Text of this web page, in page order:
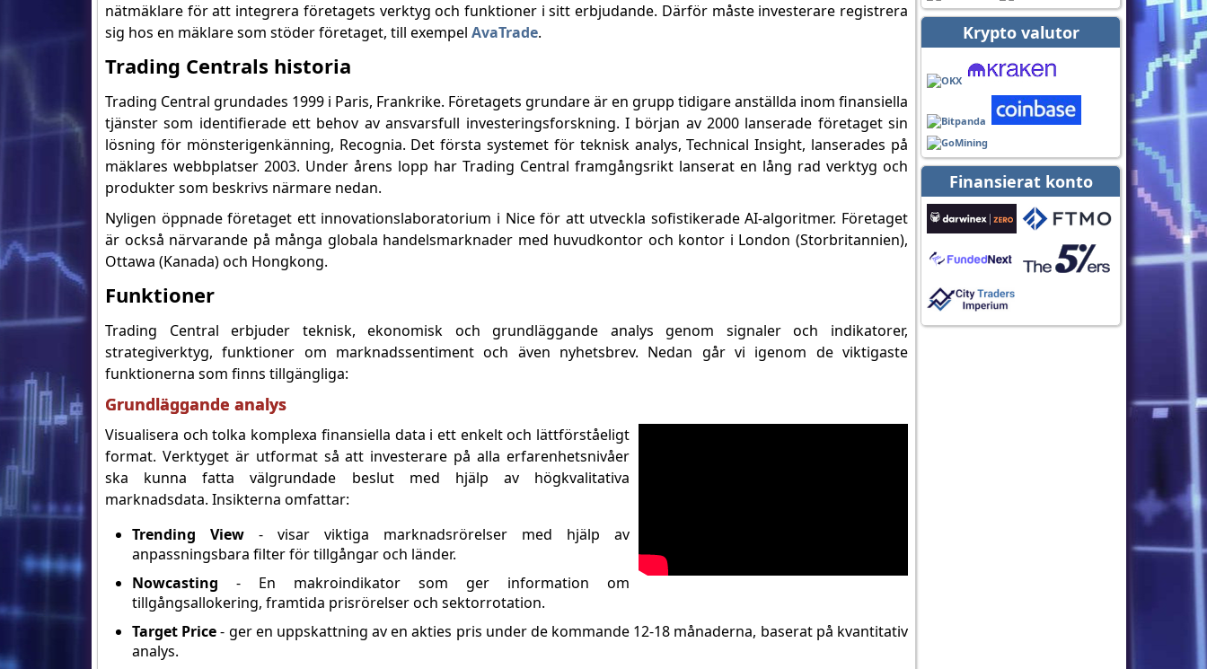
Krypto valutor
Finansierat konto
nätmäklare för att integrera företagets verktyg och funktioner i sitt erbjudande. Därför måste investerare registrera
sig hos en mäklare som stöder företaget, till exempel AvaTrade.
Trading Centrals historia
Trading Central grundades 1999 i Paris, Frankrike. Företagets grundare är en grupp tidigare anställda inom finansiella
tjänster som identifierade ett behov av ansvarsfull investeringsforskning. I början av 2000 lanserade företaget sin
lösning för mönsterigenkänning, Recognia. Det första systemet för teknisk analys, Technical Insight, lanserades på
mäklares webbplatser 2003. Under årens lopp har Trading Central framgångsrikt lanserat en lång rad verktyg och
produkter som beskrivs närmare nedan.
Nyligen öppnade företaget ett innovationslaboratorium i Nice för att utveckla sofistikerade AI-algoritmer. Företaget
är också närvarande på många globala handelsmarknader med huvudkontor och kontor i London (Storbritannien),
Ottawa (Kanada) och Hongkong.
Funktioner
Trading Central erbjuder teknisk, ekonomisk och grundläggande analys genom signaler och indikatorer,
strategiverktyg, funktioner om marknadssentiment och även nyhetsbrev. Nedan går vi igenom de viktigaste
funktionerna som finns tillgängliga:
Grundläggande analys
Visualisera och tolka komplexa finansiella data i ett enkelt och lättförståeligt
format. Verktyget är utformat så att investerare på alla erfarenhetsnivåer
ska kunna fatta välgrundade beslut med hjälp av högkvalitativa
marknadsdata. Insikterna omfattar:
Trending View - visar viktiga marknadsrörelser med hjälp av
anpassningsbara filter för tillgångar och länder.
Nowcasting - En makroindikator som ger information om
tillgångsallokering, framtida prisrörelser och sektorrotation.
Target Price- ger en uppskattning av en akties pris under de kommande 12-18 månaderna, baserat på kvantitativ
analys.